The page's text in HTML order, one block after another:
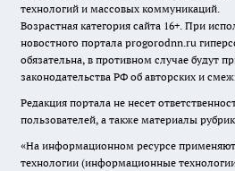
технологий и массовых коммуникаций.
Возрастная категория сайта 16+. При
новостного портала progorodnn.ru
обязательна, в противном случае будут
законодательства РФ об авторских и
Редакция портала не несет
пользователей, а также материалы
«На информационном ресурсе
технологии (информационные